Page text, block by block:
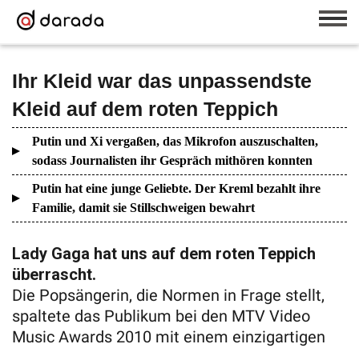
Ihr Kleid war das unpassendste
Kleid auf dem roten Teppich
Putin und Xi vergaßen, das Mikrofon auszuschalten,
sodass Journalisten ihr Gespräch mithören konnten
Putin hat eine junge Geliebte. Der Kreml bezahlt ihre
Familie, damit sie Stillschweigen bewahrt
Lady Gaga hat uns auf dem roten Teppich
überrascht.
Die Popsängerin, die Normen in Frage stellt,
spaltete das Publikum bei den MTV Video
Music Awards 2010 mit einem einzigartigen